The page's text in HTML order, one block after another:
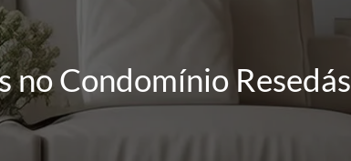
no Condomínio Resedás